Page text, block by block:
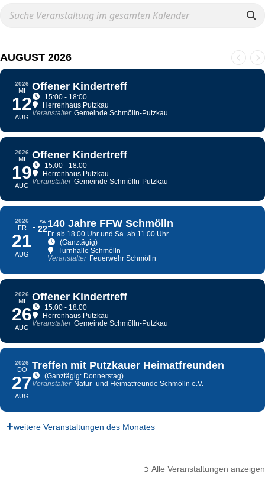
AUGUST 2026
2026
MI
12
AUG
Offener Kindertreff
15:00 - 18:00
Herrenhaus Putzkau
Veranstalter Gemeinde Schmölln-Putzkau
2026
MI
19
AUG
Offener Kindertreff
15:00 - 18:00
Herrenhaus Putzkau
Veranstalter Gemeinde Schmölln-Putzkau
2026
FR
21
AUG
SA
22140 Jahre FFW Schmölln
Fr. ab 18.00 Uhr und Sa. ab 11.00 Uhr
(Ganztägig)
Turnhalle Schmölln
Veranstalter Feuerwehr Schmölln
2026
MI
26
AUG
Offener Kindertreff
15:00 - 18:00
Herrenhaus Putzkau
Veranstalter Gemeinde Schmölln-Putzkau
2026
DO
27
AUG
Treffen mit Putzkauer Heimatfreunden
(Ganztägig: Donnerstag)
Veranstalter Natur- und Heimatfreunde Schmölln e.V.
weitere Veranstaltungen des Monates
➲ Alle Veranstaltungen anzeigen